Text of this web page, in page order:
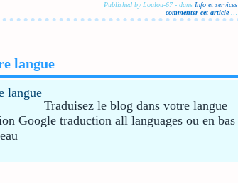
Published by Loulou-67 - dans Info et services
commenter cet article
langue
Traduisez le blog dans votre langue
Google traduction all languages ou en bas